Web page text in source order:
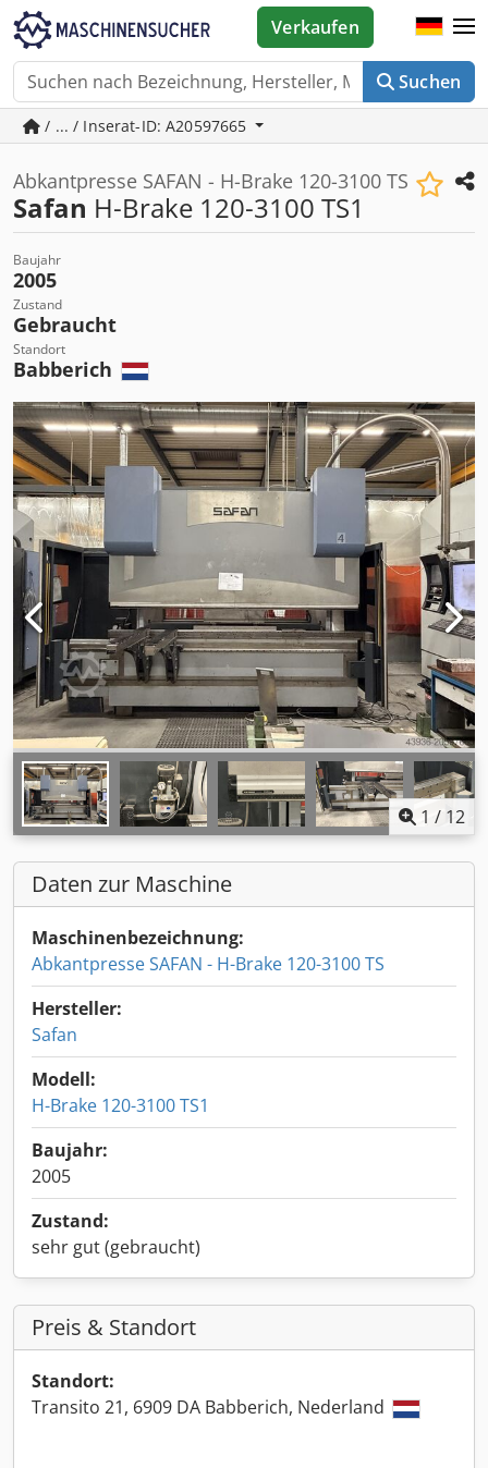
Suchen
Verkaufen
/ ... / Inserat-ID: A20597665
Abkantpresse SAFAN - H-Brake 120-3100 TS
Safan H-Brake 120-3100 TS1
Baujahr
2005
Zustand
Gebraucht
Standort
Babberich
1 / 12
Daten zur Maschine
Maschinenbezeichnung:
Abkantpresse SAFAN - H-Brake 120-3100 TS
Hersteller:
Safan
Modell:
H-Brake 120-3100 TS1
Baujahr:
2005
Zustand:
sehr gut (gebraucht)
Preis & Standort
Standort:
Transito 21, 6909 DA Babberich, Nederland